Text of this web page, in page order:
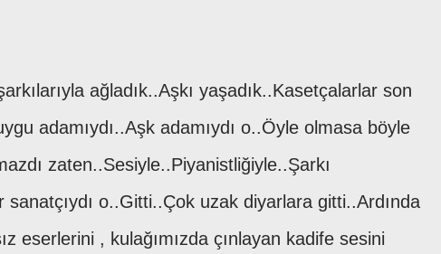
ağladık..Aşkı yaşadık..Kasetçalarlar son
adamıydı..Aşk adamıydı o..Öyle olmasa böyle
zaten..Sesiyle..Piyanistliğiyle..Şarkı
o..Gitti..Çok uzak diyarlara gitti..Ardında
eserlerini , kulağımızda çınlayan kadife sesini